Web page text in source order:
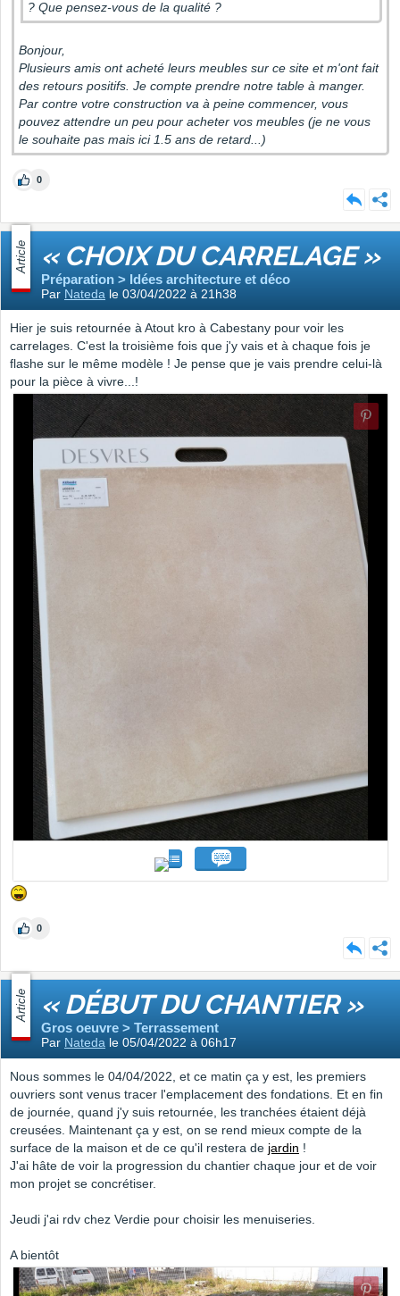
? Que pensez-vous de la qualité ?
Bonjour,
Plusieurs amis ont acheté leurs meubles sur ce site et m'ont fait
des retours positifs. Je compte prendre notre table à manger.
Par contre votre construction va à peine commencer, vous
pouvez attendre un peu pour acheter vos meubles (je ne vous
le souhaite pas mais ici 1.5 ans de retard...)
0
Article « CHOIX DU CARRELAGE »
Préparation > Idées architecture et déco
Par Nateda le 03/04/2022 à 21h38
Hier je suis retournée à Atout kro à Cabestany pour voir les
carrelages. C'est la troisième fois que j'y vais et à chaque fois je
flashe sur le même modèle ! Je pense que je vais prendre celui-là
pour la pièce à vivre...!
0
Article « DÉBUT DU CHANTIER »
Gros oeuvre > Terrassement
Par Nateda le 05/04/2022 à 06h17
Nous sommes le 04/04/2022, et ce matin ça y est, les premiers
ouvriers sont venus tracer l'emplacement des fondations. Et en fin
de journée, quand j'y suis retournée, les tranchées étaient déjà
creusées. Maintenant ça y est, on se rend mieux compte de la
surface de la maison et de ce qu'il restera de jardin !
J'ai hâte de voir la progression du chantier chaque jour et de voir
mon projet se concrétiser.
Jeudi j'ai rdv chez Verdie pour choisir les menuiseries.
A bientôt